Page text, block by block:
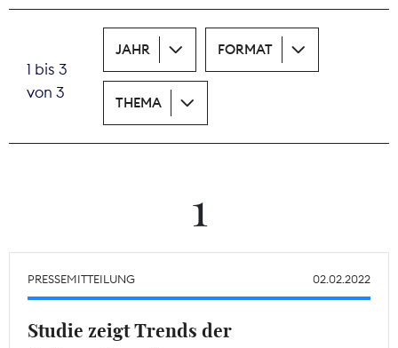
Theodor-Wolff-Preis
1 bis 3
von 3
JAHR FORMAT
THEMA
1
PRESSEMITTEILUNG 02.02.2022
Studie zeigt Trends der